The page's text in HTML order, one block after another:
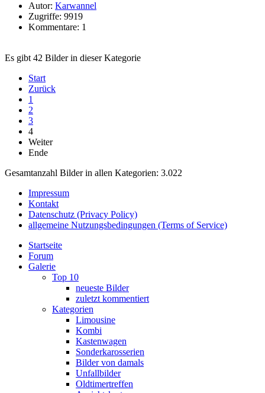
Autor: Karwannel
Zugriffe: 9919
Kommentare: 1
Es gibt 42 Bilder in dieser Kategorie
Start
Zurück
1
2
3
4
Weiter
Ende
Gesamtanzahl Bilder in allen Kategorien: 3.022
Impressum
Kontakt
Datenschutz (Privacy Policy)
allgemeine Nutzungsbedingungen (Terms of Service)
Startseite
Forum
Galerie
Top 10
neueste Bilder
zuletzt kommentiert
Kategorien
Limousine
Kombi
Kastenwagen
Sonderkarosserien
Bilder von damals
Unfallbilder
Oldtimertreffen